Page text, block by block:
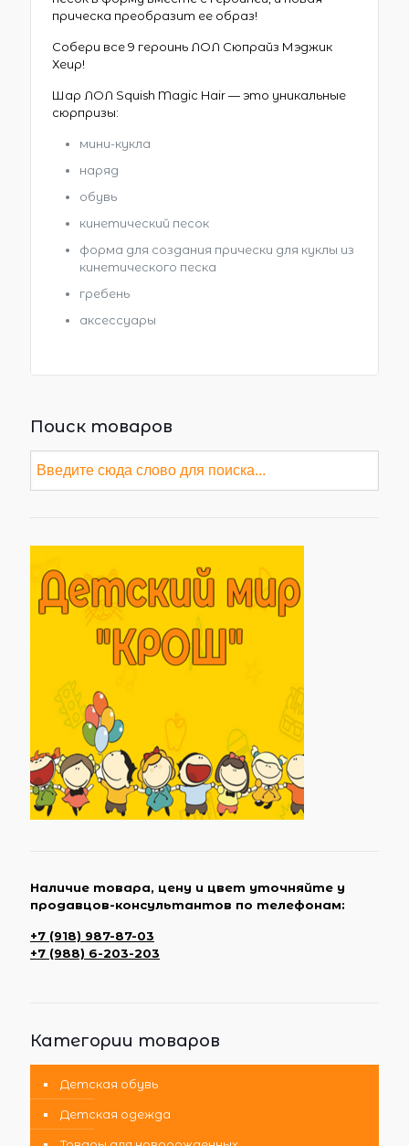
прическа преобразит ее образ!
Собери все 9 героинь ЛОЛ Сюпрайз Мэджик
Хеир!
Шар ЛОЛ Squish Magic Hair — это уникальные
сюрпризы:
мини-кукла
наряд
обувь
кинетический песок
форма для создания прически для куклы из
кинетического песка
гребень
аксессуары
Поиск товаров
Наличие товара, цену и цвет уточняйте у
продавцов-консультантов по телефонам:
+7 (918) 987-87-03
+7 (988) 6-203-203
Категории товаров
Детская обувь
Детская одежда